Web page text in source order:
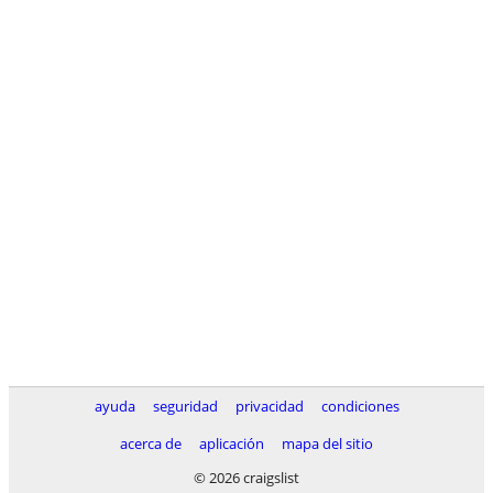
ayuda seguridad privacidad
condiciones
acerca de
aplicación
mapa del sitio
© 2026 craigslist